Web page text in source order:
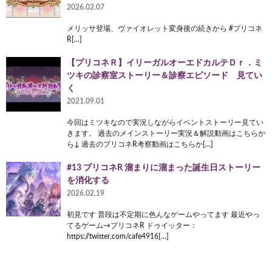
2026.02.07
メリッサ登場、ヴァイオレット変身後の続きから #プリコネ
R[…]
【プリコネＲ】イリーガルオーエドカルテＤｒ．ミ
ツキの診察室ストーリー＆診察エピソード 見てい
く
2021.09.01
今回はミツキなので実況しながらイベントストーリー見てい
きます。 過去のメインストーリー実況＆解説動画はこちらか
ら↓ 過去のプリコネR考察動画はこちらか[…]
#13 プリコネR 溜まりに溜まった誕生日ストーリー
を消化する
2026.02.19
初見です 普段は不定期に色んなゲームやってます 最近やっ
てるゲーム→プリコネR ドゥイッター：
https://twitter.com/cafe4916[…]